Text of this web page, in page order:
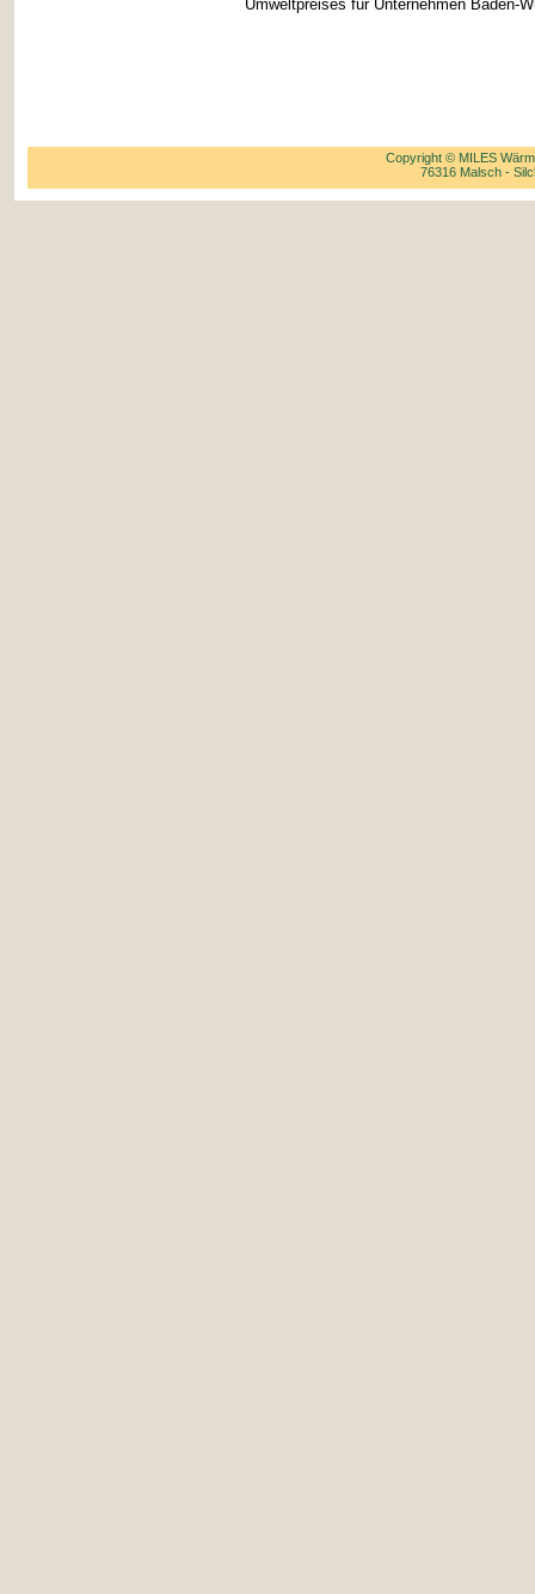
Umweltpreises für Unternehmen Baden-
Copyright © MILES
76316 Malsch -